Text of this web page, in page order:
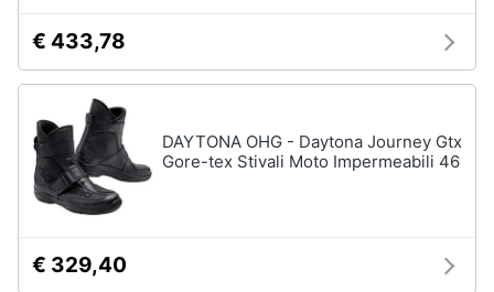
Giardinaggio
Salute
igiene
Beauty
Giocattoli
Sandali
Vestiti
Copertina
neonato
Vedi
€ 433,78
DAYTONA OHG - Daytona Journey Gtx
Gore-tex Stivali Moto Impermeabili 46
€ 329,40